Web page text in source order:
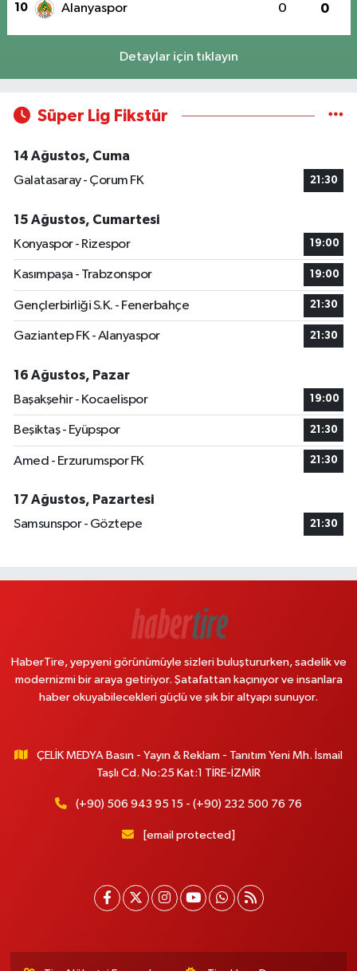
10 Alanyaspor 0 0
Detaylar için tıklayın
Süper Lig Fikstür
14 Ağustos, Cuma
Galatasaray - Çorum FK
21:30
15 Ağustos, Cumartesi
Konyaspor - Rizespor
19:00
Kasımpaşa - Trabzonspor 19:00
Gençlerbirliği S.K. - Fenerbahçe 21:30
Gaziantep FK - Alanyaspor 21:30
16 Ağustos, Pazar
Başakşehir - Kocaelispor
19:00
Beşiktaş - Eyüpspor 21:30
Amed - Erzurumspor FK 21:30
17 Ağustos, Pazartesi
Samsunspor - Göztepe
21:30
HaberTire, yepyeni görünümüyle sizleri buluştururken, sadelik ve
modernizmi bir araya getiriyor. Şatafattan kaçınıyor ve insanlara
haber okuyabilecekleri güçlü ve şık bir altyapı sunuyor.
ÇELİK MEDYA Basın - Yayın & Reklam - Tanıtım Yeni Mh. İsmail
Taşlı Cd. No:25 Kat:1 TİRE-İZMİR
(+90) 506 943 95 15 - (+90) 232 500 76 76
[email protected]